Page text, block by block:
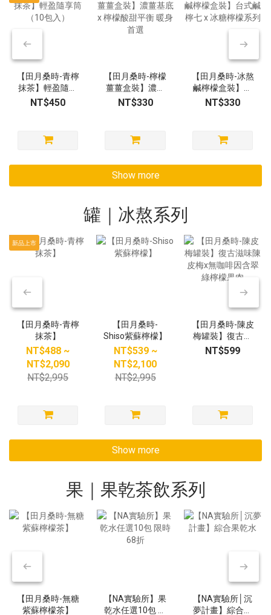
【田月桑時-青檸
抹茶】輕盈隨享
筒（10包入）
NT$450
【田月桑時-檸檬
薑薑盒裝】濃薑
基底 x 檸檬酸甜
NT$330
【田月桑時-冰熬
鹹檸檬盒裝】台
式鹹檸七 x 冰糖
NT$330
Show more
罐｜冰熬系列
新品上市
【田月桑時-青檸
抹茶】
NT$488 ~
NT$2,090
NT$2,995
【田月桑時-
Shiso紫蘇檸檬】
NT$539 ~
NT$2,100
NT$2,995
【田月桑時-陳皮
梅罐裝】復古滋
味陳皮梅x無咖啡
NT$599
Show more
果｜果乾茶飲系列
【田月桑時-無糖
紫蘇檸檬茶】
【NA實驗所】果
乾水任選10包 限
【NA實驗所│沉
夢計畫】綜合果